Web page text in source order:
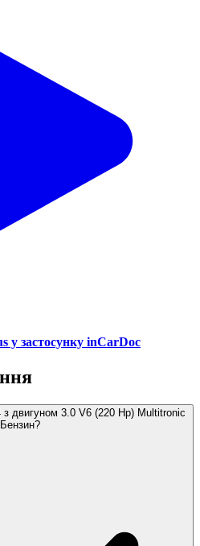
у застосунку inCarDoc
двигуном 3.0 V6 (220 Hp) Multitronic
Бензин?